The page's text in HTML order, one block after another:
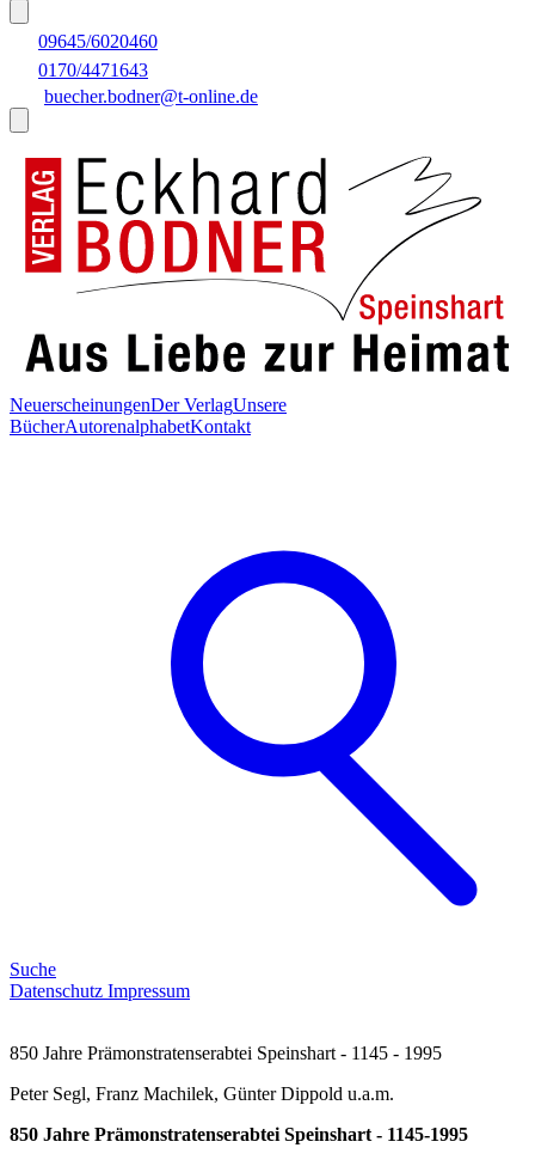
09645/6020460
0170/4471643
buecher.bodner@t-online.de
NeuerscheinungenDer VerlagUnsere
BücherAutorenalphabetKontakt
Suche
Datenschutz Impressum
850 Jahre Prämonstratenserabtei Speinshart - 1145 - 1995
Peter Segl, Franz Machilek, Günter Dippold u.a.m.
850 Jahre Prämonstratenserabtei Speinshart - 1145-1995